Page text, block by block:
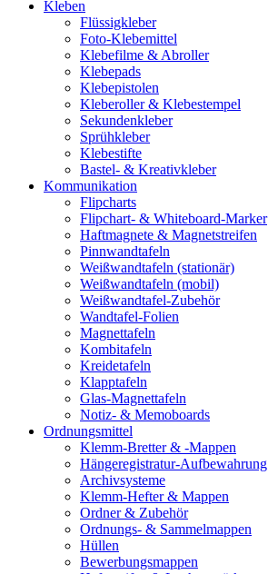
Kleben
Flüssigkleber
Foto-Klebemittel
Klebefilme & Abroller
Klebepads
Klebepistolen
Kleberoller & Klebestempel
Sekundenkleber
Sprühkleber
Klebestifte
Bastel- & Kreativkleber
Kommunikation
Flipcharts
Flipchart- & Whiteboard-Marker
Haftmagnete & Magnetstreifen
Pinnwandtafeln
Weißwandtafeln (stationär)
Weißwandtafeln (mobil)
Weißwandtafel-Zubehör
Wandtafel-Folien
Magnettafeln
Kombitafeln
Kreidetafeln
Klapptafeln
Glas-Magnettafeln
Notiz- & Memoboards
Ordnungsmittel
Klemm-Bretter & -Mappen
Hängeregistratur-Aufbewahrung
Archivsysteme
Klemm-Hefter & Mappen
Ordner & Zubehör
Ordnungs- & Sammelmappen
Hüllen
Bewerbungsmappen